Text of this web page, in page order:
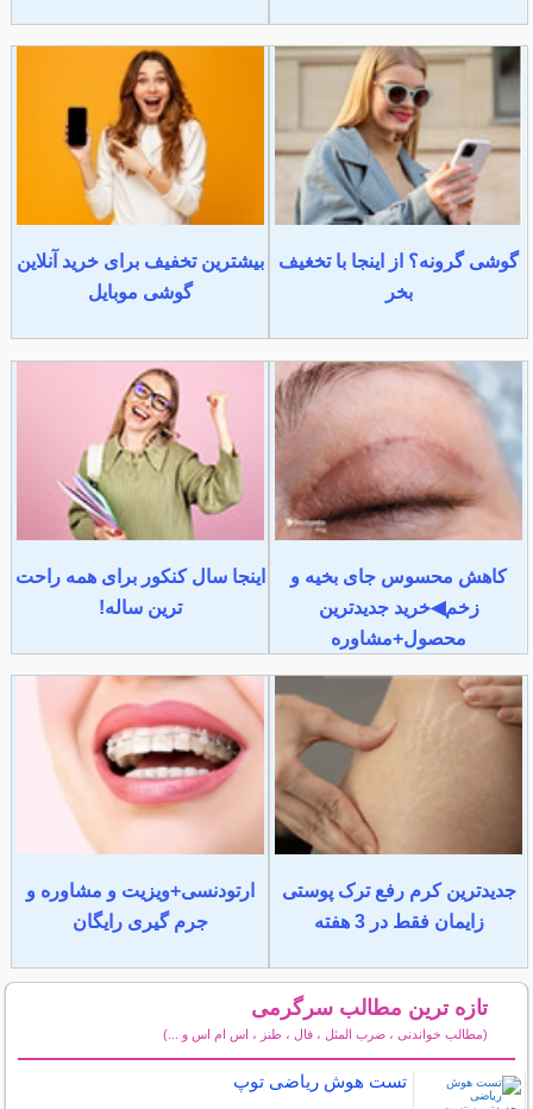
گوشی گرونه؟ از اینجا با تخغیف
بخر
بیشترین تخفیف برای خرید آنلاین
گوشی موبایل
کاهش محسوس جای بخیه و
زخم◀خرید جدیدترین
محصول+مشاوره
اینجا سال کنکور برای همه راحت
ترین ساله!
جدیدترین کرم رفع ترک پوستی
زایمان فقط در 3 هفته
ارتودنسی+ویزیت و مشاوره و
جرم گیری رایگان
تازه ترین مطالب سرگرمی
(مطالب خواندنی ، ضرب المثل ، فال ، طنز ، اس ام اس و ...)
تست هوش ریاضی توپ